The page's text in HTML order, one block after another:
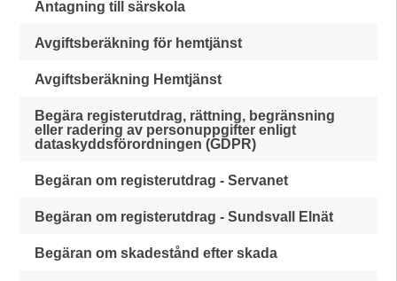
Antagning till särskola
Avgiftsberäkning för hemtjänst
Avgiftsberäkning Hemtjänst
Begära registerutdrag, rättning, begränsning
eller radering av personuppgifter enligt
dataskyddsförordningen (GDPR)
Begäran om registerutdrag - Servanet
Begäran om registerutdrag - Sundsvall Elnät
Begäran om skadestånd efter skada